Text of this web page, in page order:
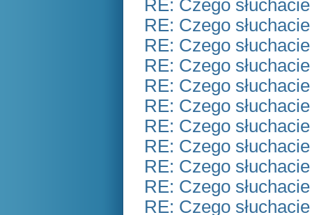
RE: Czego
RE: Czego
RE: Czego
RE: Czego
RE: Czego
RE: Czego
RE: Czego
RE: Czego
RE: Czego
RE: Czego
RE: Czego